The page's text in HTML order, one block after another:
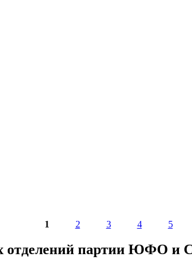
1 2 3 4 5
отделений партии ЮФО и